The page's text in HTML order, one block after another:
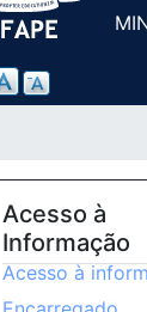
Acesso à
Informação
Acesso à